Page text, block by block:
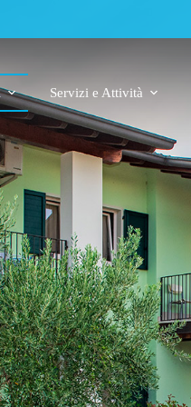
Servizi e Attività